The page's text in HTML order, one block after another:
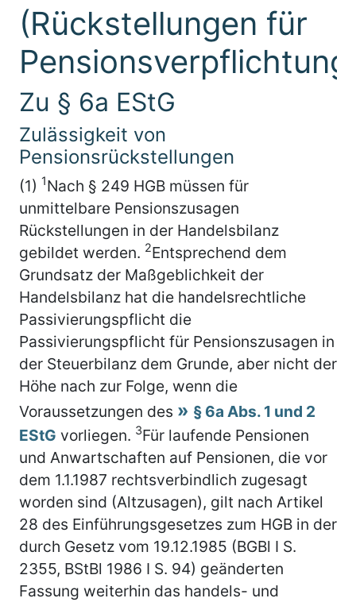
(Rückstellungen für
Zu § 6a EStG
Zulässigkeit von
Pensionsrückstellungen
(1) 1Nach § 249 HGB müssen für
unmittelbare Pensionszusagen
Rückstellungen in der Handelsbilanz
gebildet werden. 2Entsprechend dem
Grundsatz der Maßgeblichkeit der
Handelsbilanz hat die handelsrechtliche
Passivierungspflicht die
Passivierungspflicht für Pensionszusagen in
der Steuerbilanz dem Grunde, aber nicht der
Höhe nach zur Folge, wenn die
Voraussetzungen des
§ 6a Abs. 1 und 2
EStG vorliegen. 3Für laufende Pensionen
und Anwartschaften auf Pensionen, die vor
dem 1.1.1987 rechtsverbindlich zugesagt
worden sind (Altzusagen), gilt nach Artikel
28 des Einführungsgesetzes zum HGB in der
durch Gesetz vom 19.12.1985 (BGBl I S.
2355, BStBl 1986 I S. 94) geänderten
Fassung weiterhin das handels- und